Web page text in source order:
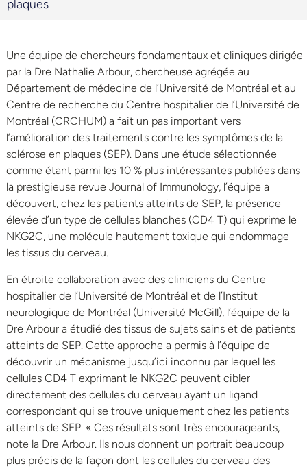
plaques
Une équipe de chercheurs fondamentaux et cliniques dirigée
par la Dre Nathalie Arbour, chercheuse agrégée au
Département de médecine de l’Université de Montréal et au
Centre de recherche du Centre hospitalier de l’Université de
Montréal (CRCHUM) a fait un pas important vers
l’amélioration des traitements contre les symptômes de la
sclérose en plaques (SEP). Dans une étude sélectionnée
comme étant parmi les 10 % plus intéressantes publiées dans
la prestigieuse revue Journal of Immunology, l’équipe a
découvert, chez les patients atteints de SEP, la présence
élevée d’un type de cellules blanches (CD4 T) qui exprime le
NKG2C, une molécule hautement toxique qui endommage
les tissus du cerveau.
En étroite collaboration avec des cliniciens du Centre
hospitalier de l’Université de Montréal et de l’Institut
neurologique de Montréal (Université McGill), l’équipe de la
Dre Arbour a étudié des tissus de sujets sains et de patients
atteints de SEP. Cette approche a permis à l’équipe de
découvrir un mécanisme jusqu’ici inconnu par lequel les
cellules CD4 T exprimant le NKG2C peuvent cibler
directement des cellules du cerveau ayant un ligand
correspondant qui se trouve uniquement chez les patients
atteints de SEP. « Ces résultats sont très encourageants,
note la Dre Arbour. Ils nous donnent un portrait beaucoup
plus précis de la façon dont les cellules du cerveau des